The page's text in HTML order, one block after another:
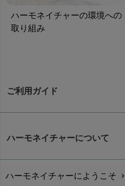
ハーモネイチャーの環境への
取り組み
ご利用ガイド
配送と送料chevron_right
ハーモネイチャーについて
ハーモネイチャーにようこそ chevron_right